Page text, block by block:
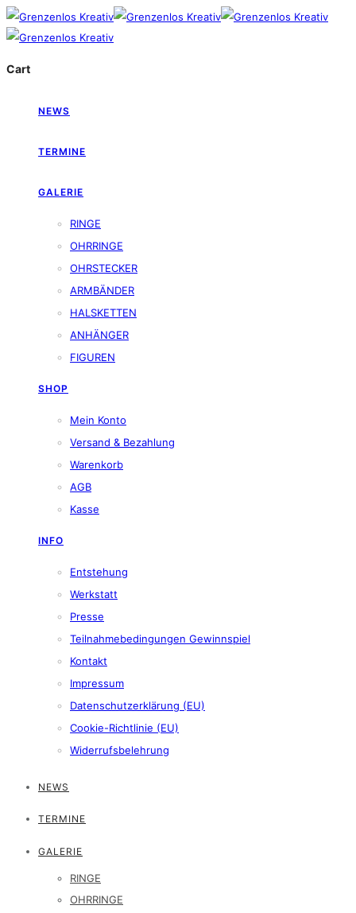
Cart
NEWS
TERMINE
GALERIE
RINGE
OHRRINGE
OHRSTECKER
ARMBÄNDER
HALSKETTEN
ANHÄNGER
FIGUREN
SHOP
Mein Konto
Versand & Bezahlung
Warenkorb
AGB
Kasse
INFO
Entstehung
Werkstatt
Presse
Teilnahmebedingungen Gewinnspiel
Kontakt
Impressum
Datenschutzerklärung (EU)
Cookie-Richtlinie (EU)
Widerrufsbelehrung
NEWS
TERMINE
GALERIE
RINGE
OHRRINGE